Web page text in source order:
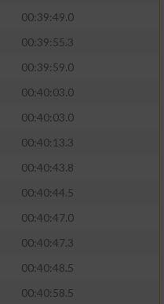
00:39:49.0
00:39:55.3
00:39:59.0
00:40:03.0
00:40:03.0
00:40:13.3
00:40:43.8
00:40:44.5
00:40:47.0
00:40:47.3
00:40:48.5
00:40:58.5